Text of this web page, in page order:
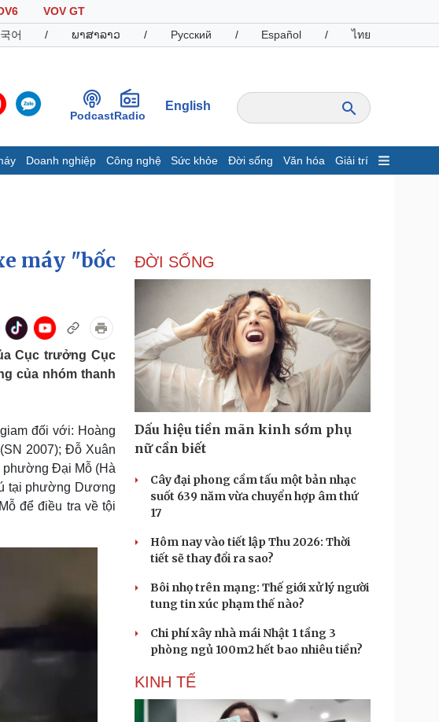
VOV GT
어 / ພາສາລາວ / Русский / Español / ไทย
PodcastRadio
English
Doanh nghiệp Công nghệ Sức khỏe Đời sống Văn hóa Giải trí
Giá cà phê
Doanh nghiệp
Thông tin doanh nghiệp
Doanh nghiệp 24h
Doanh nhân
Vì cộng đồng
Công nghệ
Sành điệu
Tin Công nghệ
Trải nghiệm
Chuyển đổi số
Du lịch
Tư vấn
Săn Tour
check-in
Podcast
Đọc truyện đêm khuya
Cửa sổ tình yêu
máy "bốc
Cục trưởng Cục
của nhóm thanh
đối với: Hoàng
2007); Đỗ Xuân
phường Đại Mỗ (Hà
tại phường Dương
để điều tra về tội
ĐỜI SỐNG
Dấu hiệu tiền mãn kinh sớm phụ
nữ cần biết
Cây đại phong cầm tấu một bản nhạc
suốt 639 năm vừa chuyển hợp âm thứ
17
Hôm nay vào tiết lập Thu 2026: Thời
tiết sẽ thay đổi ra sao?
Bôi nhọ trên mạng: Thế giới xử lý người
tung tin xúc phạm thế nào?
Chi phí xây nhà mái Nhật 1 tầng 3
phòng ngủ 100m2 hết bao nhiêu tiền?
KINH TẾ